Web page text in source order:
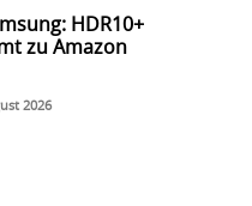
HDR10+
zu Amazon
2026